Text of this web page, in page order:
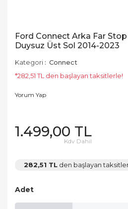
Ford Connect Arka Far
Duysuz Üst Sol 2014-2023
Kategori
Connect
*282,51 TL den başlayan taksitlerle!
Yorum Yap
1.499,00 TL
Kdv Dahil
282,51 TL den başlayan
Adet